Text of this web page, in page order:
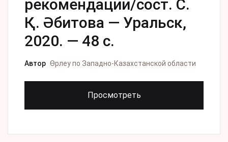
рекомендации/сост. С.
Қ. Әбитова — Уральск,
2020. — 48 с.
Автор Өрлеу по Западно-Казахстанской области
Просмотреть